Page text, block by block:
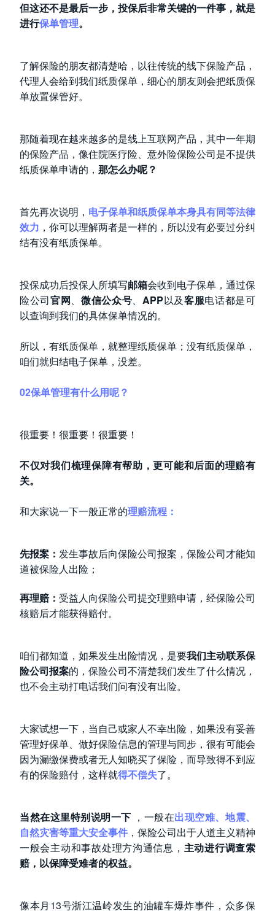
但这还不是最后一步，投保后非常关键的一件事，就是
进行保单管理。
了解保险的朋友都清楚哈，以往传统的线下保险产品，
代理人会给到我们纸质保单，细心的朋友则会把纸质保
单放置保管好。
那随着现在越来越多的是线上互联网产品，其中一年期
的保险产品，像住院医疗险、意外险保险公司是不提供
纸质保单申请的， 那怎么办呢？
首先再次说明， 电子保单和纸质保单本身具有同等法律
效力 ，你可以理解两者是一样的，所以没有必要过分纠
结有没有纸质保单。
投保成功后投保人所填写邮箱会收到电子保单，通过保
险公司官网、微信公众号、APP以及客服电话都是可
以查询到我们的具体保单情况的。
所以，有纸质保单，就整理纸质保单；没有纸质保单，
咱们就归结电子保单，没差。
02保单管理有什么用呢？
很重要！很重要！很重要！
不仅对我们梳理保障有帮助，更可能和后面的理赔有
关。
和大家说一下一般正常的理赔流程：
先报案： 发生事故后向保险公司报案，保险公司才能知
道被保险人出险；
再理赔： 受益人向保险公司提交理赔申请，经保险公司
核赔后才能获得赔付。
咱们都知道，如果发生出险情况，是要我们主动联系保
险公司报案的，保险公司不清楚我们发生了什么情况，
也不会主动打电话我们问有没有出险。
大家试想一下，当自己或家人不幸出险，如果没有妥善
管理好保单、做好保险信息的管理与同步，很有可能会
因为漏缴保费或者无人知晓买了保险，而导致得不到应
有的保险赔付，这样就得不偿失了。
当然在这里特别说明一下 ，一般在出现空难、地震、
自然灾害等重大安全事件 ，保险公司出于人道主义精神
一般会主动和事故处理方沟通信息， 主动进行调查索
赔，以保障受难者的权益。
像本月13号浙江温岭发生的油罐车爆炸事件，众多保